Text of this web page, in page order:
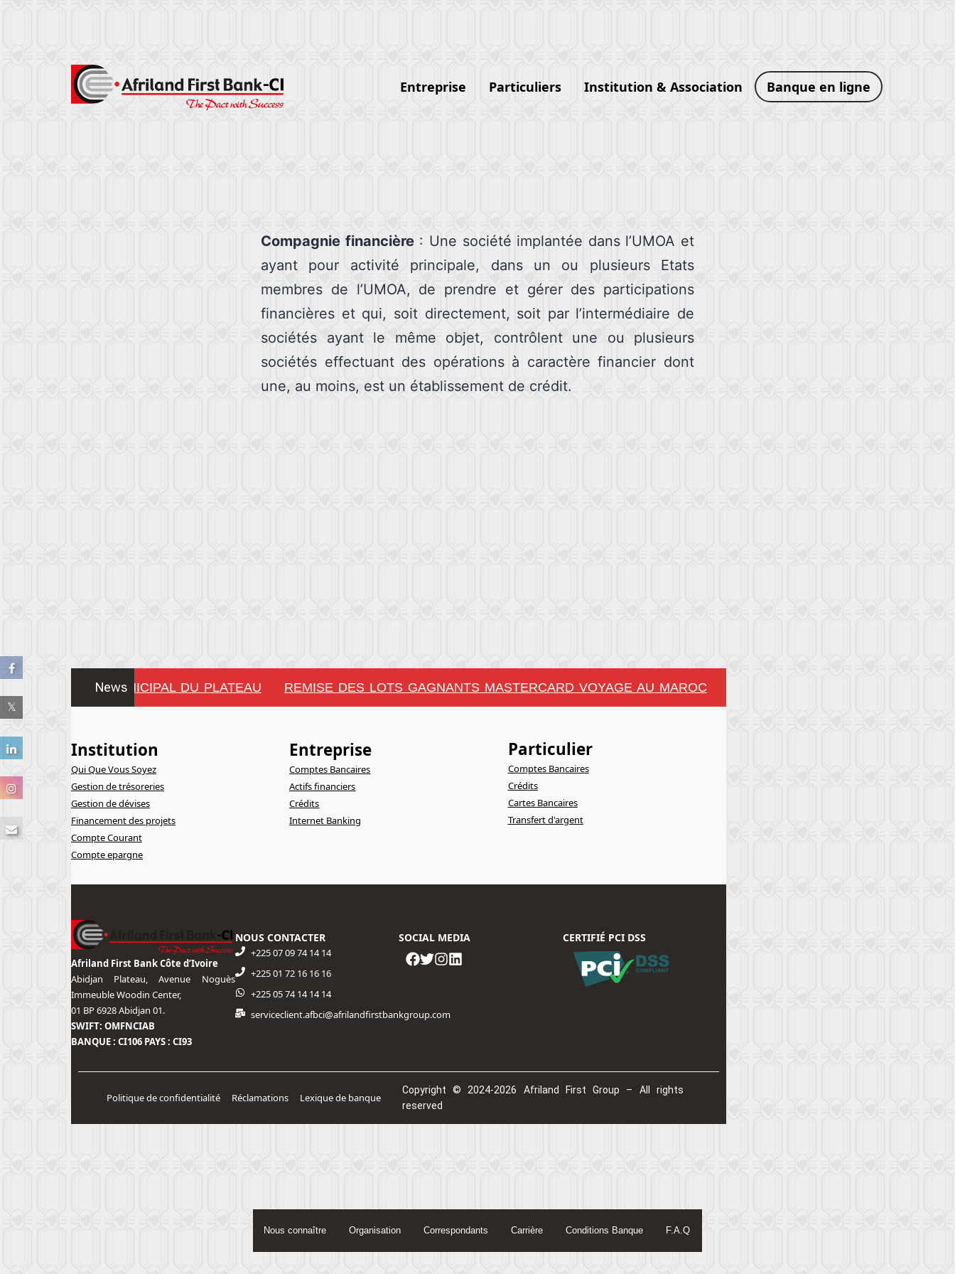
Entreprise Particuliers Institution & Association Banque en ligne
Compagnie financière: Une société implantée dans l’UMOA et
ayant pour activité principale, dans un ou plusieurs Etats
membres de l’UMOA, de prendre et gérer des participations
financières et qui, soit directement, soit par l’intermédiaire de
sociétés ayant le même objet, contrôlent une ou plusieurs
sociétés effectuant des opérations à caractère financier dont
une, au moins, est un établissement de crédit.
News
DU CONSEIL MUNICIPAL DU PLATEAU!!!!!!!! REMISE DES LOTS GAGNANTS MASTERCARD VOYAGE AU MAROC!!!!!!!!
Institution
Qui Que Vous Soyez
Gestion de trésoreries
Gestion de dévises
Financement des projets
Compte Courant
Compte epargne
Entreprise
Comptes Bancaires
Actifs financiers
Crédits
Internet Banking
Particulier
Comptes Bancaires
Crédits
Cartes Bancaires
Transfert d'argent
Afriland First Bank Côte d’Ivoire
Abidjan Plateau, Avenue Noguès
Immeuble Woodin Center,
01 BP 6928 Abidjan 01.
SWIFT: OMFNCIAB
BANQUE : CI106 PAYS : CI93
NOUS CONTACTER
+225 07 09 74 14 14
+225 01 72 16 16 16​
+225 05 74 14 14 14
serviceclient.afbci@afrilandfirstbankgroup.com
SOCIAL MEDIA CERTIFIÉ PCI DSS
Copyright © 2024-2026 Afriland First Group – All rights
reserved
Politique de confidentialité Réclamations Lexique de banque
Nous connaître Organisation Correspondants Carrière Conditions Banque F.A.Q